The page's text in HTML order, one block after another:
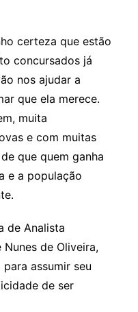
certeza que estão
concursados já
nos ajudar a
que ela merece.
muita
e com muitas
que quem ganha
e a população
de Analista
de Oliveira,
assumir seu
de ser